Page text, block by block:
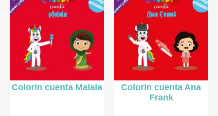
Colorin cuenta Malala
Colorin cuenta Ana
Frank